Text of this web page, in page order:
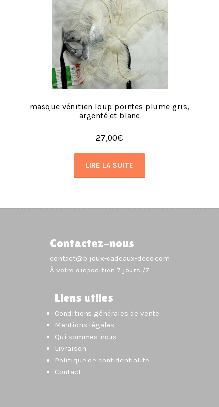
masque vénitien loup pointes plume gris,
argenté et blanc
27,00€
LIRE LA SUITE
Contactez-nous
contact@bijoux-cadeaux-deco.com
À votre disposition 7 jours /7
Liens utiles
Conditions générales de vente
Mentions légales
Qui sommes-nous
Livraison
Politique de confidentialité
Contact